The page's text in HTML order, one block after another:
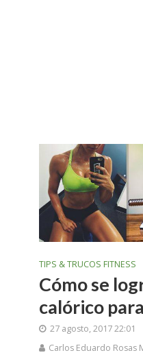
TIPS & TRUCOS FITNESS
Cómo se
calórico
27 agosto, 2017 22:01
Carlos Eduardo Rosas